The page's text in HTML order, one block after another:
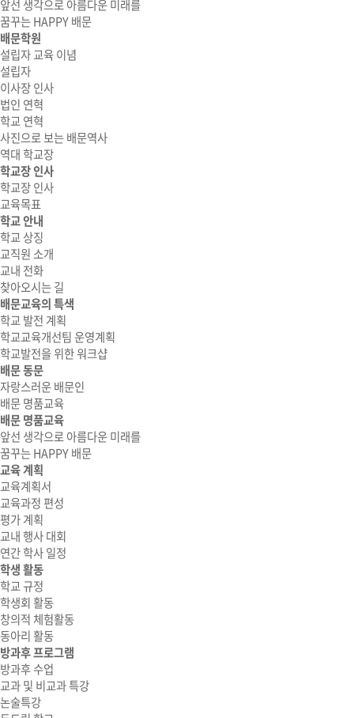
앞선 생각으로 아름다운 미래를
꿈꾸는 HAPPY 배문
배문학원
설립자 교육 이념
설립자
이사장 인사
법인 연혁
학교 연혁
사진으로 보는 배문역사
역대 학교장
학교장 인사
학교장 인사
교육목표
학교 안내
학교 상징
교직원 소개
교내 전화
찾아오시는 길
배문교육의 특색
학교 발전 계획
학교교육개선팀 운영계획
학교발전을 위한 워크샵
배문 동문
자랑스러운 배문인
배문 명품교육
배문 명품교육
앞선 생각으로 아름다운 미래를
꿈꾸는 HAPPY 배문
교육 계획
교육계획서
교육과정 편성
평가 계획
교내 행사 대회
연간 학사 일정
학생 활동
학교 규정
학생회 활동
창의적 체험활동
동아리 활동
방과후 프로그램
방과후 수업
교과 및 비교과 특강
논술특강